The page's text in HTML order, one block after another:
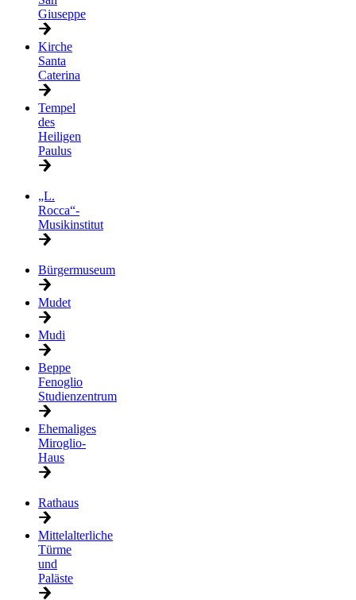
Giuseppe
Kirche
Santa
Caterina
Tempel
des
Heiligen
Paulus
„L.
Rocca“-
Musikinstitut
Bürgermuseum
Mudet
Mudi
Beppe
Fenoglio
Studienzentrum
Ehemaliges
Miroglio-
Haus
Rathaus
Mittelalterliche
Türme
und
Paläste